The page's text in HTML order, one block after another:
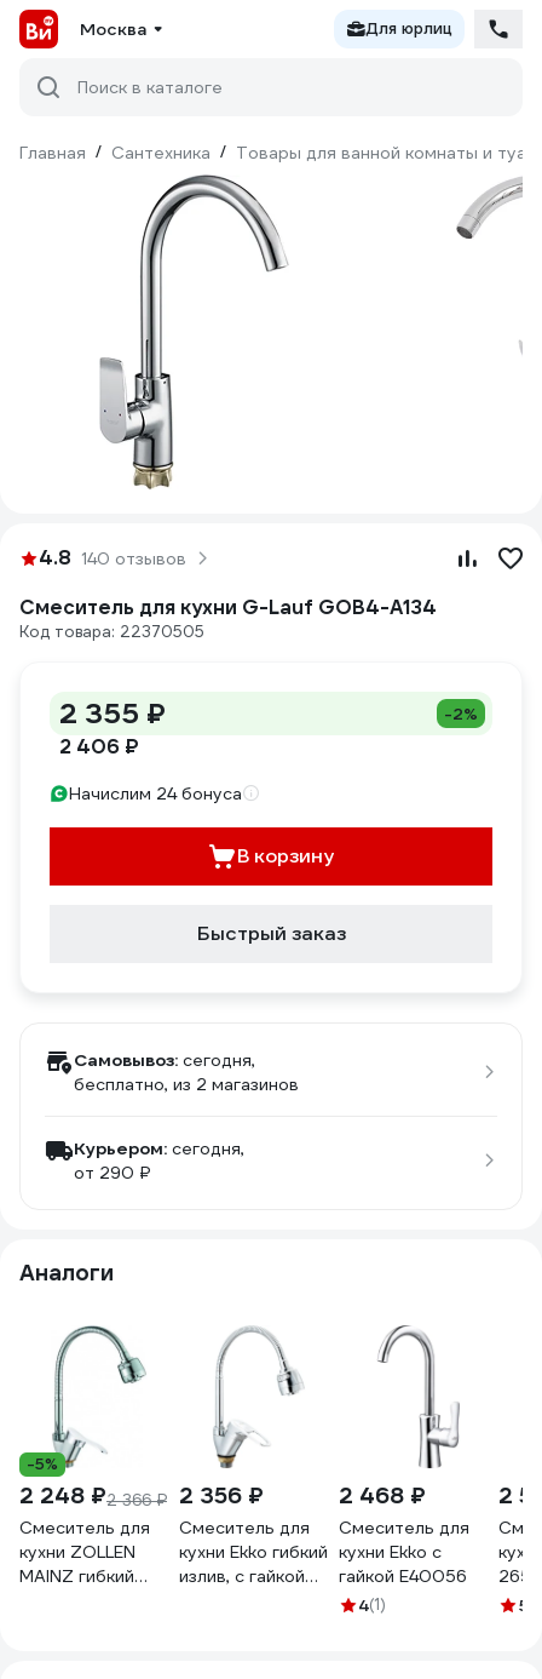
Москва Для юрлиц
Поиск в каталоге
Главная / Сантехника / Товары для ванной комнаты и
4.8 140 отзывов
Смеситель для кухни G-Lauf GOB4-A134
Код товара: 22370505
2 355 ₽ -2%
2 406 ₽
Начислим 24 бонуса
В корзину
Быстрый заказ
Самовывоз: сегодня,
бесплатно, из 2 магазинов
Курьером: сегодня,
от 290 ₽
Аналоги
-5%
2 248 ₽2 366 ₽
Смеситель для
кухни ZOLLEN
MAINZ гибкий
2 356 ₽
Смеситель для
кухни Ekko гибкий
излив, с гайкой
2 468 ₽
Смеситель для
кухни Ekko с
гайкой E40056
4(1)
2
5